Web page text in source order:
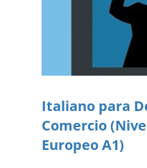
Italiano para
Comercio
Europeo A1)